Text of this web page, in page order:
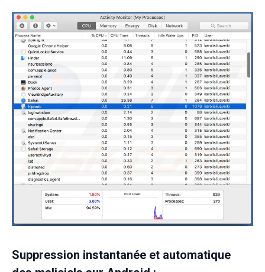
Suppression instantanée et automatique